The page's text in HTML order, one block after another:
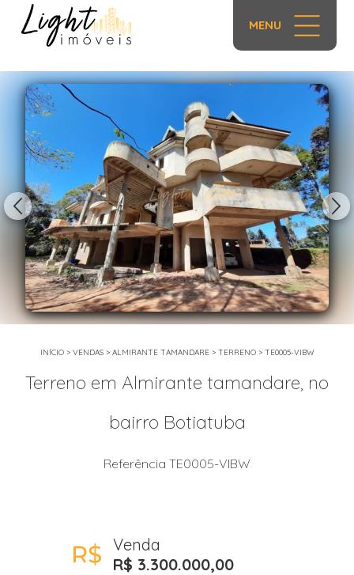
MENU
INÍCIO> VENDAS> ALMIRANTE TAMANDARE> TERRENO> TE0005-VIBW
Terreno em Almirante tamandare, no
bairro Botiatuba
Referência TE0005-VIBW
Venda
R$ 3.300.000,00